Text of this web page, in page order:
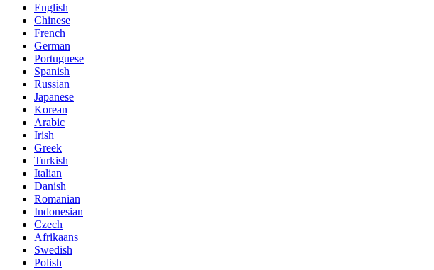
English
Chinese
French
German
Portuguese
Spanish
Russian
Japanese
Korean
Arabic
Irish
Greek
Turkish
Italian
Danish
Romanian
Indonesian
Czech
Afrikaans
Swedish
Polish